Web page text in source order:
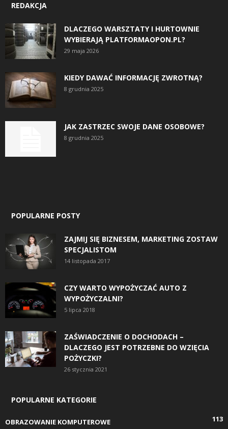
REDAKCJA
DLACZEGO WARSZTATY I HURTOWNIE
WYBIERAJĄ PLATFORMAOPON.PL?
29 maja 2026
KIEDY DAWAĆ INFORMACJĘ ZWROTNĄ?
8 grudnia 2025
JAK ZASTRZEC SWOJE DANE OSOBOWE?
8 grudnia 2025
POPULARNE POSTY
ZAJMIJ SIĘ BIZNESEM, MARKETING ZOSTAW
SPECJALISTOM
14 listopada 2017
CZY WARTO WYPOŻYCZAĆ AUTO Z
WYPOŻYCZALNI?
5 lipca 2018
ZAŚWIADCZENIE O DOCHODACH –
DLACZEGO JEST POTRZEBNE DO WZIĘCIA
POŻYCZKI?
26 stycznia 2021
POPULARNE KATEGORIE
OBRAZOWANIE KOMPUTEROWE
113